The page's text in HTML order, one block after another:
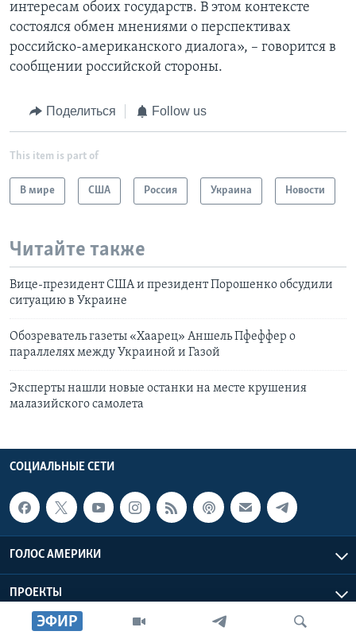
ЭФИР
интересам обоих государств. В этом контексте
состоялся обмен мнениями о перспективах
российско-американского диалога», – говорится в
сообщении российской стороны.
Поделиться Follow us
This item is part of
В мире США Россия Украина Новости
Читайте также
Вице-президент США и президент Порошенко обсудили
ситуацию в Украине
Обозреватель газеты «Хаарец» Аншель Пфеффер о
параллелях между Украиной и Газой
Эксперты нашли новые останки на месте крушения
малазийского самолета
СОЦИАЛЬНЫЕ СЕТИ
ГОЛОС АМЕРИКИ
ПРОЕКТЫ